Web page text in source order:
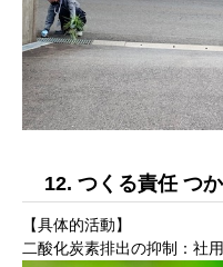
12. つくる責任 つ
【具体的活動】
二酸化炭素排出の抑制：社